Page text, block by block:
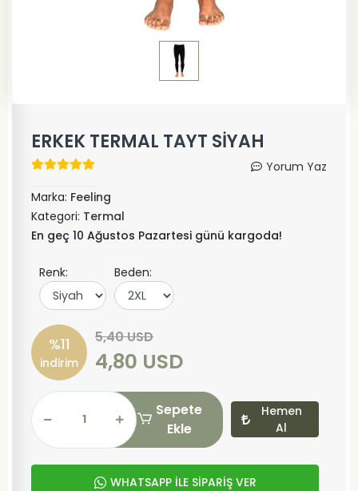
ERKEK TERMAL TAYT SİYAH
Yorum Yaz
Marka: Feeling
Kategori: Termal
En geç 10 Ağustos Pazartesi günü kargoda!
Renk: Beden:
%11
indirim
5,40 USD
4,80 USD
Sepete
Ekle
Hemen
Al
WHATSAPP İLE SİPARİŞ VER